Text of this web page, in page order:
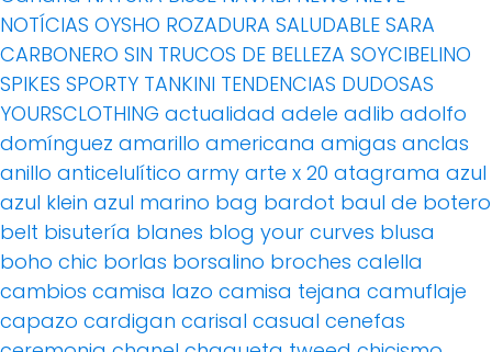
NOTÍCIAS OYSHO ROZADURA SALUDABLE SARA
CARBONERO SIN TRUCOS DE BELLEZA SOYCIBELINO
SPIKES SPORTY TANKINI TENDENCIAS DUDOSAS
YOURSCLOTHING actualidad adele adlib adolfo
domínguez amarillo americana amigas anclas
anillo anticelulítico army arte x 20 atagrama azul
azul klein azul marino bag bardot baul de botero
belt bisutería blanes blog your curves blusa
boho chic borlas borsalino broches calella
cambios camisa lazo camisa tejana camuflaje
capazo cardigan carisal casual cenefas